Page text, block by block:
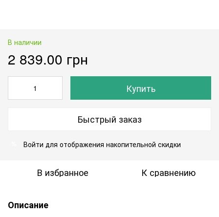
В наличии
2 839.00 грн
Купить
Быстрый заказ
Войти для отображения накопительной скидки
В избранное К сравнению
Описание